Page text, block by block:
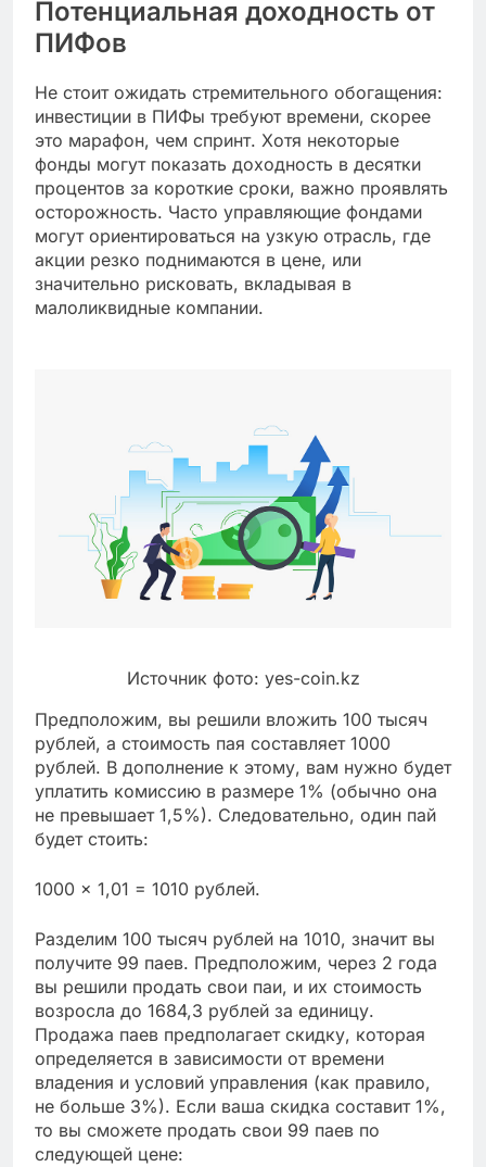
Потенциальная доходность от
ПИФов
Не стоит ожидать стремительного обогащения:
инвестиции в ПИФы требуют времени, скорее
это марафон, чем спринт. Хотя некоторые
фонды могут показать доходность в десятки
процентов за короткие сроки, важно проявлять
осторожность. Часто управляющие фондами
могут ориентироваться на узкую отрасль, где
акции резко поднимаются в цене, или
значительно рисковать, вкладывая в
малоликвидные компании.
Источник фото: yes-coin.kz
Предположим, вы решили вложить 100 тысяч
рублей, а стоимость пая составляет 1000
рублей. В дополнение к этому, вам нужно будет
уплатить комиссию в размере 1% (обычно она
не превышает 1,5%). Следовательно, один пай
будет стоить:
1000 × 1,01 = 1010 рублей.
Разделим 100 тысяч рублей на 1010, значит вы
получите 99 паев. Предположим, через 2 года
вы решили продать свои паи, и их стоимость
возросла до 1684,3 рублей за единицу.
Продажа паев предполагает скидку, которая
определяется в зависимости от времени
владения и условий управления (как правило,
не больше 3%). Если ваша скидка составит 1%,
то вы сможете продать свои 99 паев по
следующей цене: